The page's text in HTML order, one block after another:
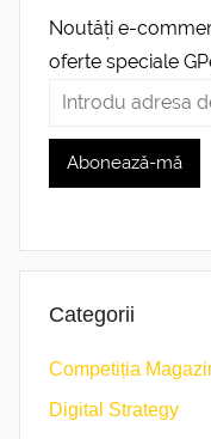
Noutăți e-
oferte speciale
Categorii
Competiția
Digital Strategy